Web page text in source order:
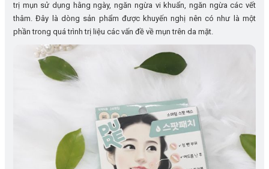
trị mụn sử dụng hằng ngày, ngăn ngừa vi khuẩn, ngăn ngừa các vết
thâm. Đây là dòng sản phẩm được khuyến nghị nên có như là một
phần trong quá trình trị liệu các vấn đề về mụn trên da mặt.